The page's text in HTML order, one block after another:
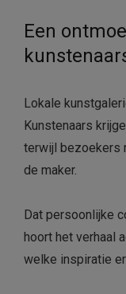
Een
Lokale
Kunstenaars
terwijl bezoekers
de maker.
Dat persoonlijke
hoort het verhaal
welke inspiratie